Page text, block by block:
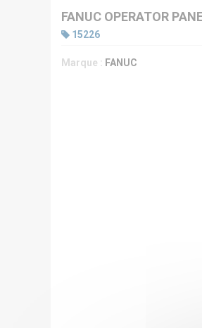
FANUC OPERATOR
15226
Marque : FANUC